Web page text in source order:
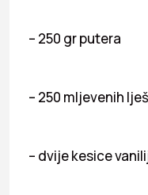
– 250 gr putera
– 250 mljevenih
– dvije kesice